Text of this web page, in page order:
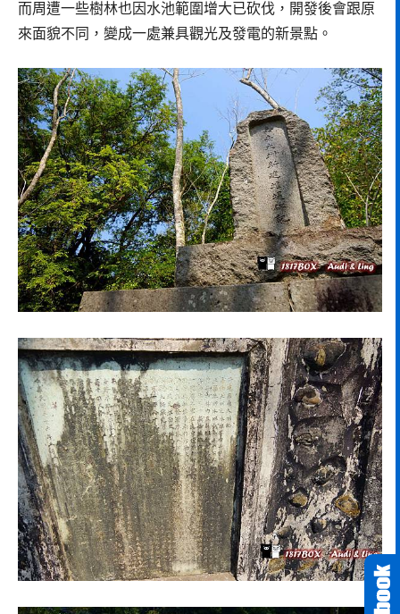
而周遭一些樹林也因水池範圍增大已砍伐，開發後會跟原
來面貌不同，變成一處兼具觀光及發電的新景點。